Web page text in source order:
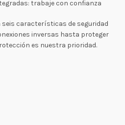
trabaje con confianza
seis características de seguridad
inversas hasta proteger
es nuestra prioridad.